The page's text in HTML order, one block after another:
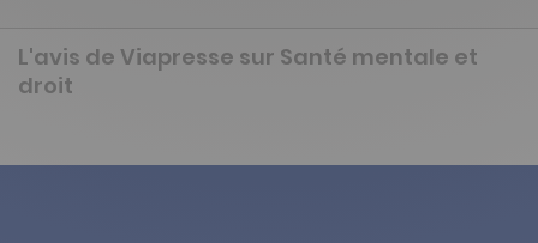
L'avis de Viapresse sur Santé mentale et
droit